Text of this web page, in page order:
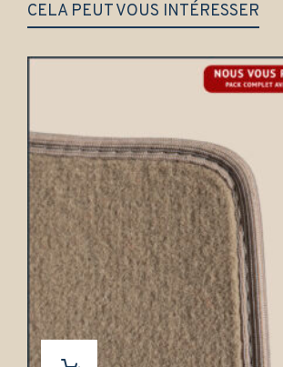
CELA PEUT VOUS INTÉRESSER